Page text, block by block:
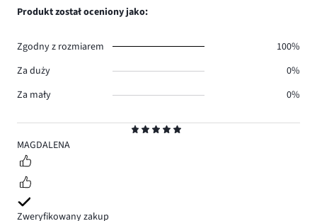
5
MAGDALENA
Zweryfikowany zakup
Produkt został oceniony jako:
Zgodny z rozmiarem
100%
Za duży
0%
Za mały
0%